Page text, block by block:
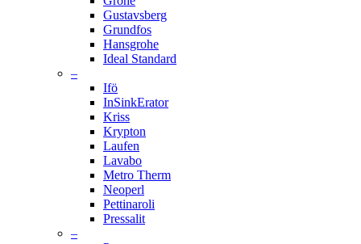
Gustavsberg
Grundfos
Hansgrohe
Ideal Standard
–
Ifö
InSinkErator
Kriss
Krypton
Laufen
Lavabo
Metro Therm
Neoperl
Pettinaroli
Pressalit
–